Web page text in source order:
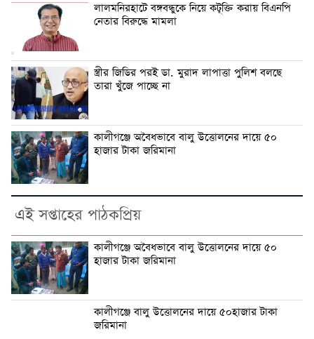
লালমনিরহাটে বঙ্গবন্ধুকে নিয়ে কটূক্তি করায় বিএনপি
নেতার বিরুদ্ধে মামলা
স্ত্রীর জিডির পরই ডা. মুরাদ লাপাত্তা পুলিশ বলছে
তারা খুঁজে পাচ্ছে না
কালীগঞ্জে অবৈধভাবে বালু উত্তোলনের দায়ে ৫০
হাজার টাকা জরিমানা
এই সপ্তাহের পাঠকপ্রিয়
কালীগঞ্জে অবৈধভাবে বালু উত্তোলনের দায়ে ৫০
হাজার টাকা জরিমানা
কালীগঞ্জে বালু উত্তোলনের দায়ে ৫০হাজার টাকা
জরিমানা